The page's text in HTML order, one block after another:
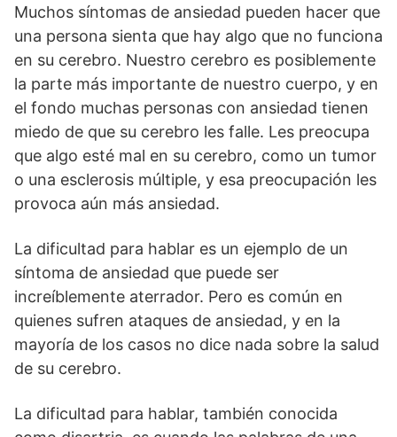
Muchos síntomas de ansiedad pueden hacer que
una persona sienta que hay algo que no funciona
en su cerebro. Nuestro cerebro es posiblemente
la parte más importante de nuestro cuerpo, y en
el fondo muchas personas con ansiedad tienen
miedo de que su cerebro les falle. Les preocupa
que algo esté mal en su cerebro, como un tumor
o una esclerosis múltiple, y esa preocupación les
provoca aún más ansiedad.
La dificultad para hablar es un ejemplo de un
síntoma de ansiedad que puede ser
increíblemente aterrador. Pero es común en
quienes sufren ataques de ansiedad, y en la
mayoría de los casos no dice nada sobre la salud
de su cerebro.
La dificultad para hablar, también conocida